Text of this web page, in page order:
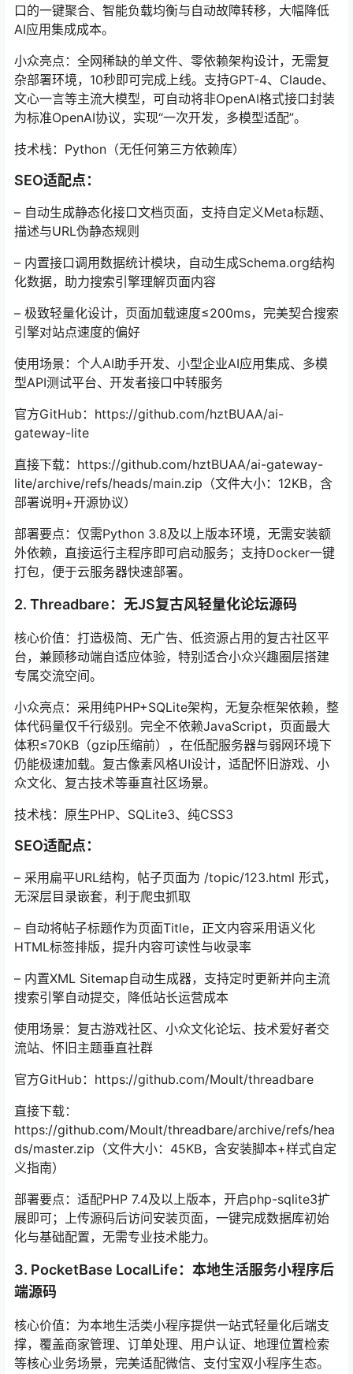
口的一键聚合、智能负载均衡与自动故障转移，大幅降低
AI应用集成成本。
小众亮点：全网稀缺的单文件、零依赖架构设计，无需复
杂部署环境，10秒即可完成上线。支持GPT-4、Claude、
文心一言等主流大模型，可自动将非OpenAI格式接口封装
为标准OpenAI协议，实现“一次开发，多模型适配”。
技术栈：Python（无任何第三方依赖库）
SEO适配点：
– 自动生成静态化接口文档页面，支持自定义Meta标题、
描述与URL伪静态规则
– 内置接口调用数据统计模块，自动生成Schema.org结构
化数据，助力搜索引擎理解页面内容
– 极致轻量化设计，页面加载速度≤200ms，完美契合搜索
引擎对站点速度的偏好
使用场景：个人AI助手开发、小型企业AI应用集成、多模
型API测试平台、开发者接口中转服务
官方GitHub：https://github.com/hztBUAA/ai-
gateway-lite
直接下载：https://github.com/hztBUAA/ai-gateway-
lite/archive/refs/heads/main.zip（文件大小：12KB，含
部署说明+开源协议）
部署要点：仅需Python 3.8及以上版本环境，无需安装额
外依赖，直接运行主程序即可启动服务；支持Docker一键
打包，便于云服务器快速部署。
2. Threadbare：无JS复古风轻量化论坛源码
核心价值：打造极简、无广告、低资源占用的复古社区平
台，兼顾移动端自适应体验，特别适合小众兴趣圈层搭建
专属交流空间。
小众亮点：采用纯PHP+SQLite架构，无复杂框架依赖，整
体代码量仅千行级别。完全不依赖JavaScript，页面最大
体积≤70KB（gzip压缩前），在低配服务器与弱网环境下
仍能极速加载。复古像素风格UI设计，适配怀旧游戏、小
众文化、复古技术等垂直社区场景。
技术栈：原生PHP、SQLite3、纯CSS3
SEO适配点：
– 采用扁平URL结构，帖子页面为 /topic/123.html 形式，
无深层目录嵌套，利于爬虫抓取
– 自动将帖子标题作为页面Title，正文内容采用语义化
HTML标签排版，提升内容可读性与收录率
– 内置XML Sitemap自动生成器，支持定时更新并向主流
搜索引擎自动提交，降低站长运营成本
使用场景：复古游戏社区、小众文化论坛、技术爱好者交
流站、怀旧主题垂直社群
官方GitHub：https://github.com/Moult/threadbare
直接下载：
https://github.com/Moult/threadbare/archive/refs/hea
ds/master.zip（文件大小：45KB，含安装脚本+样式自定
义指南）
部署要点：适配PHP 7.4及以上版本，开启php-sqlite3扩
展即可；上传源码后访问安装页面，一键完成数据库初始
化与基础配置，无需专业技术能力。
3. PocketBase LocalLife：本地生活服务小程序后
端源码
核心价值：为本地生活类小程序提供一站式轻量化后端支
撑，覆盖商家管理、订单处理、用户认证、地理位置检索
等核心业务场景，完美适配微信、支付宝双小程序生态。